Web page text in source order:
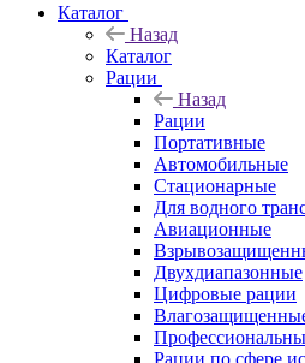
Каталог
Назад
Каталог
Рации
Назад
Рации
Портативные
Автомобильные
Стационарные
Для водного
Авиационные
Двухдиапазонные
Цифровые рации
Рации по сфере